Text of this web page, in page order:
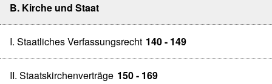
B. Kirche und Staat
I. Staatliches Verfassungsrecht 140 - 149
II. Staatskirchenverträge 150 - 169